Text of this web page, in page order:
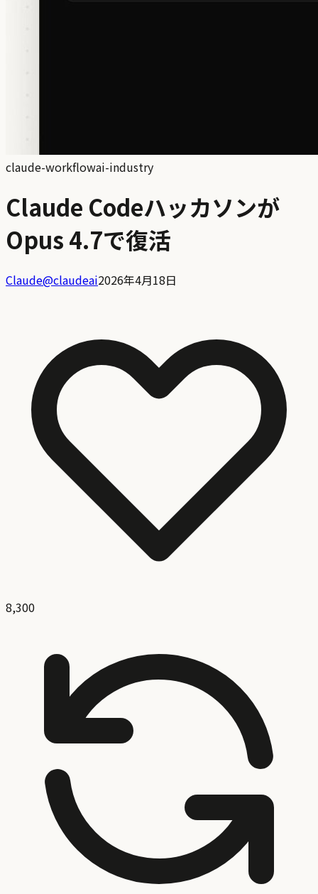
claude-workflowai-industry
Claude Codeハッカソンが
Opus 4.7で復活
Claude@claudeai2026年4月18日
8,300